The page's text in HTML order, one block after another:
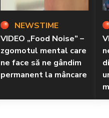
NEWSTIME
VIDEO „Food Noise” –
zgomotul mental care
ne face să ne gândim
permanent la mâncare